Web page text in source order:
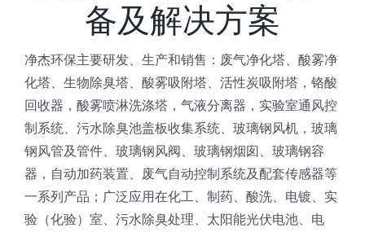
备及解决方案
净杰环保主要研发、生产和销售：废气净化塔、酸雾净
化塔、生物除臭塔、酸雾吸附塔、活性炭吸附塔，铬酸
回收器，酸雾喷淋洗涤塔，气液分离器，实验室通风控
制系统、污水除臭池盖板收集系统、玻璃钢风机，玻璃
钢风管及管件、玻璃钢风阀、玻璃钢烟囱、玻璃钢容
器，自动加药装置、废气自动控制系统及配套传感器等
一系列产品；广泛应用在化工、制药、酸洗、电镀、实
验（化验）室、污水除臭处理、太阳能光伏电池、电